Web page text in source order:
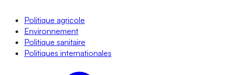
Politique agricole
Environnement
Politique sanitaire
Politiques internationales